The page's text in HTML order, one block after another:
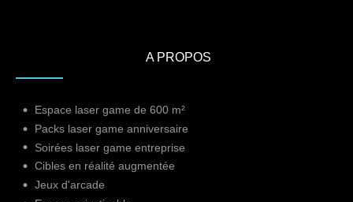
A PROPOS
Espace laser game de 600 m²
Packs laser game anniversaire
Soirées laser game entreprise
Cibles en réalité augmentée
Jeux d'arcade